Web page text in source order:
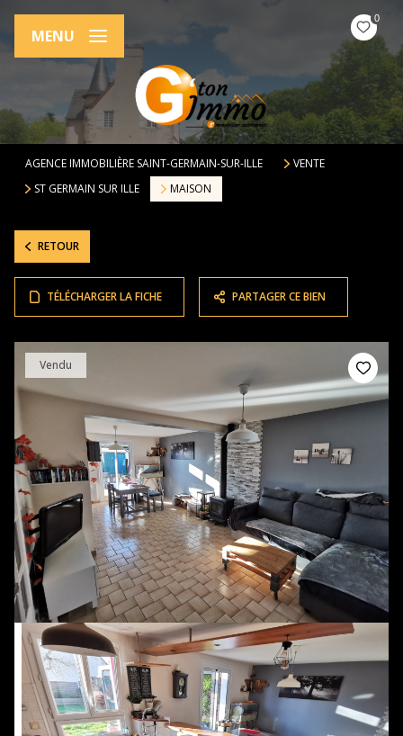
0
MENU
AGENCE IMMOBILIÈRE SAINT-GERMAIN-SUR-ILLE
VENTE
ST GERMAIN SUR ILLE
MAISON
RETOUR
TÉLÉCHARGER LA FICHE PARTAGER CE BIEN
Vendu